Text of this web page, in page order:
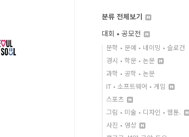
분류 전체보기
대회 • 공모전
문학 • 문예 • 네이밍 • 슬로건
경시 • 학문 • 논문
과학 • 공학 • 논문
IT • 소프트웨어 • 게임
스포츠
그림 • 미술 • 디자인 • 웹툰.
사진 • 영상